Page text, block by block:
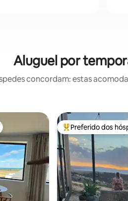
Aluguel por
concordam: estas
dos hóspedes Entre os melhores
Preferido dos